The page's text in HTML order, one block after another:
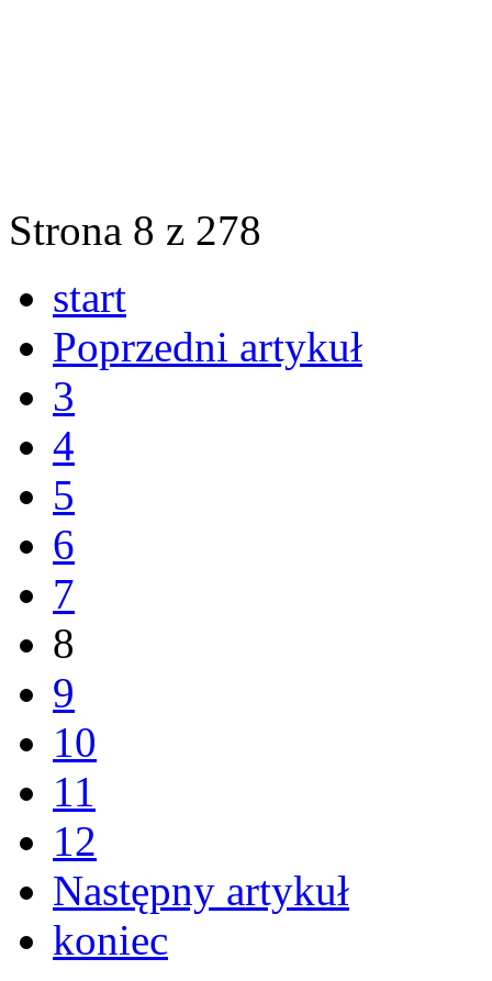
Strona 8 z 278
start
Poprzedni artykuł
3
4
5
6
7
8
9
10
11
12
Następny artykuł
koniec